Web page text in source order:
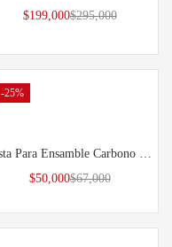
$199,000$295,000
$50,000$67,000
-25%